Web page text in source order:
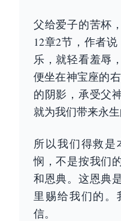
父给爱子的苦杯
12章2节，作者
乐，就轻看羞辱
便坐在神宝座的
的阴影，承受父
就为我们带来永生
所以我们得救是
悯，不是按我们
和恩典。这恩典
里赐给我们的
信。